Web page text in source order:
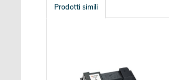
Prodotti simili